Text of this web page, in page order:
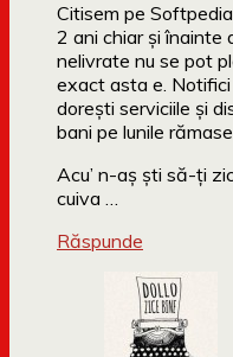
Citisem pe
2 ani chiar şi înainte
nelivrate nu se pot
exact asta e.
doreşti serviciile şi
bani pe lunile
Acu’ n-aş şti să-ţi
cuiva …
Răspunde